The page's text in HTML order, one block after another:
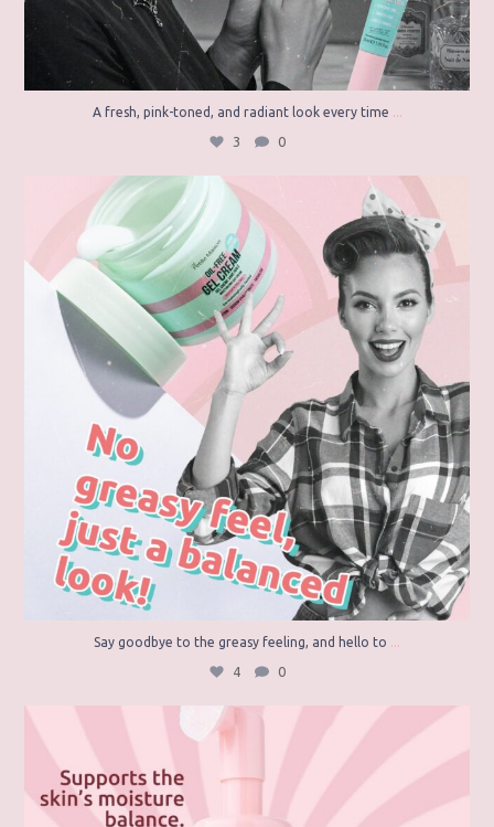
A fresh, pink-toned, and radiant look every time ...
3
0
Say goodbye to the greasy feeling, and hello to
4
Say goodbye to the greasy feeling, and hello to ...
4
0
Are you ready to gently purify your skin? 🫧
2